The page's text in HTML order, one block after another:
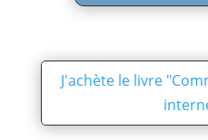
J'achète le livre